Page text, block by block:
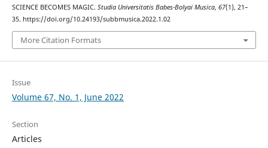
SCIENCE BECOMES MAGIC. Studia Universitatis Babes-Bolyai Musica, 67(1), 21–
35. https://doi.org/10.24193/subbmusica.2022.1.02
More Citation Formats
Issue
Volume 67, No. 1, June 2022
Section
Articles